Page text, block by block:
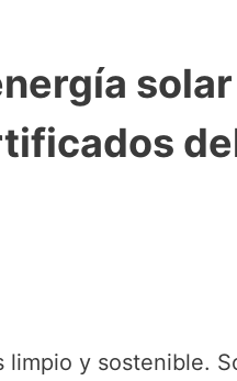
solar
y sostenible.